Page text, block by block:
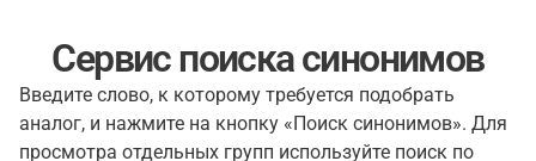
Сервис поиска синонимов
Введите слово, к которому требуется подобрать
аналог, и нажмите на кнопку «Поиск синонимов». Для
просмотра отдельных групп используйте поиск по